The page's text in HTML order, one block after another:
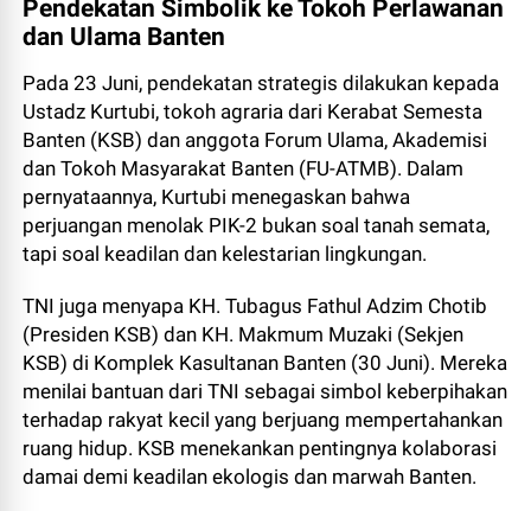
Pendekatan Simbolik ke Tokoh Perlawanan
dan Ulama Banten
Pada 23 Juni, pendekatan strategis dilakukan kepada
Ustadz Kurtubi, tokoh agraria dari Kerabat Semesta
Banten (KSB) dan anggota Forum Ulama, Akademisi
dan Tokoh Masyarakat Banten (FU-ATMB). Dalam
pernyataannya, Kurtubi menegaskan bahwa
perjuangan menolak PIK-2 bukan soal tanah semata,
tapi soal keadilan dan kelestarian lingkungan.
TNI juga menyapa KH. Tubagus Fathul Adzim Chotib
(Presiden KSB) dan KH. Makmum Muzaki (Sekjen
KSB) di Komplek Kasultanan Banten (30 Juni). Mereka
menilai bantuan dari TNI sebagai simbol keberpihakan
terhadap rakyat kecil yang berjuang mempertahankan
ruang hidup. KSB menekankan pentingnya kolaborasi
damai demi keadilan ekologis dan marwah Banten.